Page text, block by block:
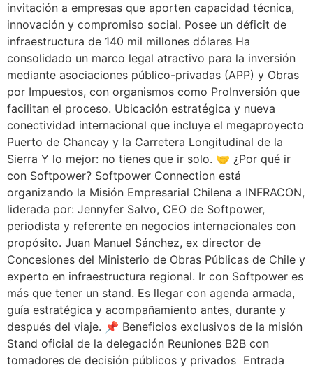
invitación a empresas que aporten capacidad técnica,
innovación y compromiso social. Posee un déficit de
infraestructura de 140 mil millones dólares Ha
consolidado un marco legal atractivo para la inversión
mediante asociaciones público-privadas (APP) y Obras
por Impuestos, con organismos como ProInversión que
facilitan el proceso. Ubicación estratégica y nueva
conectividad internacional que incluye el megaproyecto
Puerto de Chancay y la Carretera Longitudinal de la
Sierra Y lo mejor: no tienes que ir solo. 🤝 ¿Por qué ir
con Softpower? Softpower Connection está
organizando la Misión Empresarial Chilena a INFRACON,
liderada por: Jennyfer Salvo, CEO de Softpower,
periodista y referente en negocios internacionales con
propósito. Juan Manuel Sánchez, ex director de
Concesiones del Ministerio de Obras Públicas de Chile y
experto en infraestructura regional. Ir con Softpower es
más que tener un stand. Es llegar con agenda armada,
guía estratégica y acompañamiento antes, durante y
después del viaje. 📌 Beneficios exclusivos de la misión
Stand oficial de la delegación Reuniones B2B con
tomadores de decisión públicos y privados Entrada